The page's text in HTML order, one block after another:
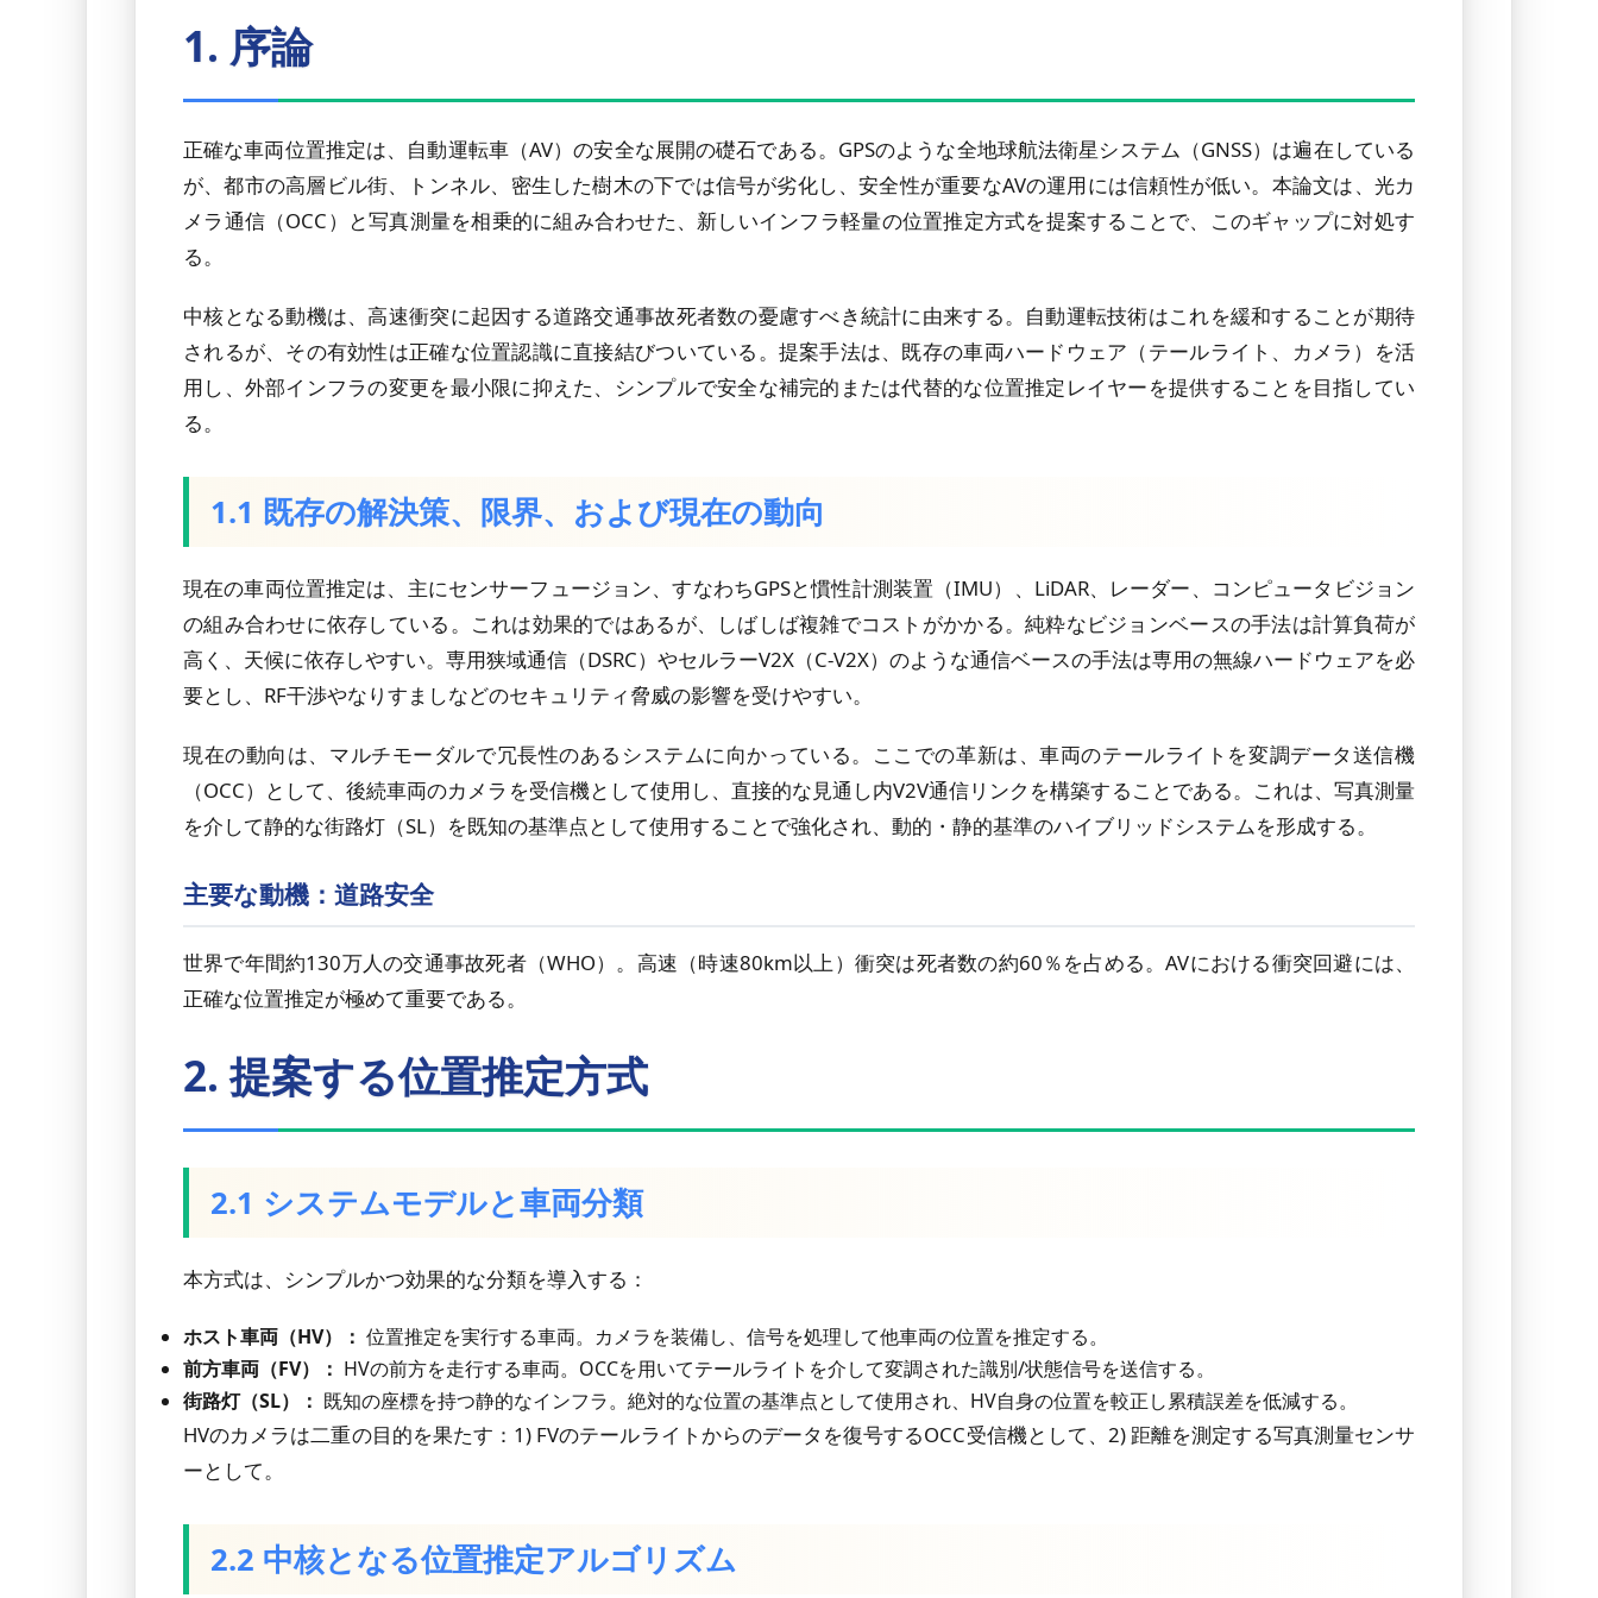
1. 序論
正確な車両位置推定は、自動運転車（AV）の安全な展開の礎石である。GPSのような全地球航法衛星システム（GNSS）は遍在している
が、都市の高層ビル街、トンネル、密生した樹木の下では信号が劣化し、安全性が重要なAVの運用には信頼性が低い。本論文は、光カ
メラ通信（OCC）と写真測量を相乗的に組み合わせた、新しいインフラ軽量の位置推定方式を提案することで、このギャップに対処す
る。
中核となる動機は、高速衝突に起因する道路交通事故死者数の憂慮すべき統計に由来する。自動運転技術はこれを緩和することが期待
されるが、その有効性は正確な位置認識に直接結びついている。提案手法は、既存の車両ハードウェア（テールライト、カメラ）を活
用し、外部インフラの変更を最小限に抑えた、シンプルで安全な補完的または代替的な位置推定レイヤーを提供することを目指してい
る。
1.1 既存の解決策、限界、および現在の動向
現在の車両位置推定は、主にセンサーフュージョン、すなわちGPSと慣性計測装置（IMU）、LiDAR、レーダー、コンピュータビジョン
の組み合わせに依存している。これは効果的ではあるが、しばしば複雑でコストがかかる。純粋なビジョンベースの手法は計算負荷が
高く、天候に依存しやすい。専用狭域通信（DSRC）やセルラーV2X（C-V2X）のような通信ベースの手法は専用の無線ハードウェアを必
要とし、RF干渉やなりすましなどのセキュリティ脅威の影響を受けやすい。
現在の動向は、マルチモーダルで冗長性のあるシステムに向かっている。ここでの革新は、車両のテールライトを変調データ送信機
（OCC）として、後続車両のカメラを受信機として使用し、直接的な見通し内V2V通信リンクを構築することである。これは、写真測量
を介して静的な街路灯（SL）を既知の基準点として使用することで強化され、動的・静的基準のハイブリッドシステムを形成する。
主要な動機：道路安全
世界で年間約130万人の交通事故死者（WHO）。高速（時速80km以上）衝突は死者数の約60％を占める。AVにおける衝突回避には、
正確な位置推定が極めて重要である。
2. 提案する位置推定方式
2.1 システムモデルと車両分類
本方式は、シンプルかつ効果的な分類を導入する：
ホスト車両（HV）： 位置推定を実行する車両。カメラを装備し、信号を処理して他車両の位置を推定する。
前方車両（FV）： HVの前方を走行する車両。OCCを用いてテールライトを介して変調された識別/状態信号を送信する。
街路灯（SL）： 既知の座標を持つ静的なインフラ。絶対的な位置の基準点として使用され、HV自身の位置を較正し累積誤差を低減する。
HVのカメラは二重の目的を果たす：1) FVのテールライトからのデータを復号するOCC受信機として、2) 距離を測定する写真測量センサ
ーとして。
2.2 中核となる位置推定アルゴリズム